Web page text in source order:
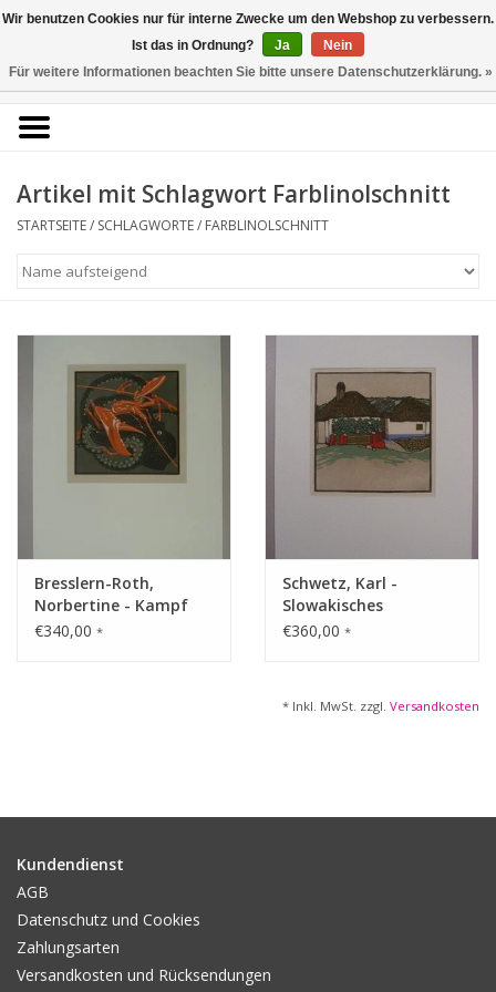
0 Artikel - €0,00
Kunstantiquariat
Rolf Brehmer
Portal für Grafik aus 5
KÜNSTLERLISTE
Startseite
Alle Werke
Druckgrafik
Zeichnungen
Fotografie
Artikel mit Schlagwort Farblinolschnitt
STARTSEITE/ SCHLAGWORTE/ FARBLINOLSCHNITT
Bresslern-Roth,
Norbertine - Kampf
€340,00 *
Schwetz, Karl -
Slowakisches
Bauernhaus
€360,00 *
* Inkl. MwSt. zzgl. Versandkosten
Kundendienst
AGB
Datenschutz und Cookies
Zahlungsarten
Versandkosten und Rücksendungen
Wir benutzen Cookies nur für interne Zwecke um den Webshop zu verbessern.
Ist das in Ordnung?
Ja
Nein
Für weitere Informationen beachten Sie bitte unsere Datenschutzerklärung. »